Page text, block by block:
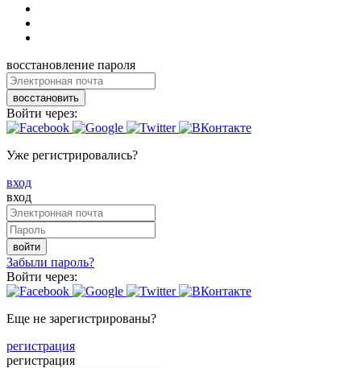
восстановление пароля
восстановить
Войти через:
Уже регистрировались?
вход
вход
войти
Забыли пароль?
Войти через:
Еще не зарегистрированы?
регистрация
регистрация